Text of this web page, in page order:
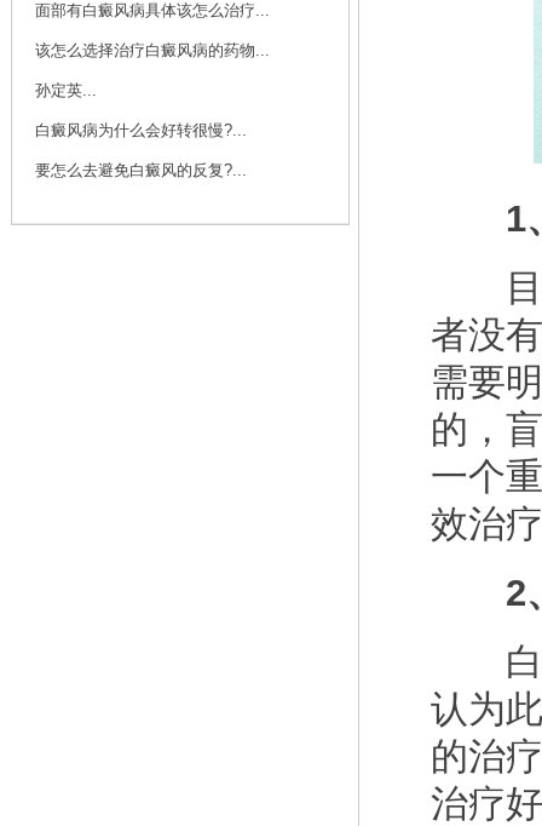
面部有白癜风病具体该怎么治疗...
该怎么选择治疗白癜风病的药物...
孙定英...
白癜风病为什么会好转很慢?...
要怎么去避免白癜风的反复?...
1、
目前
者没
需要
的，
一个
效治
2、
白癜
认为
的治
治疗